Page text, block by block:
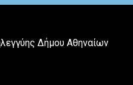
Δήμου Αθηναίων